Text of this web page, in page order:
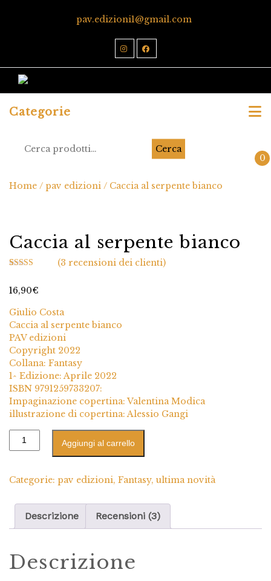
pav.edizioni1@gmail.com
Categorie
Cerca
0
Home / pav edizioni / Caccia al serpente bianco
Caccia al serpente bianco
base di
(3 recensioni dei clienti)
16,90€
Giulio Costa
Caccia al serpente bianco
PAV edizioni
Copyright 2022
Collana: Fantasy
1^ Edizione: Aprile 2022
ISBN 9791259733207:
Impaginazione copertina: Valentina Modica
illustrazione di copertina: Alessio Gangi
Aggiungi al carrello
Categorie: pav edizioni, Fantasy, ultima novità
Descrizione Recensioni (3)
Descrizione